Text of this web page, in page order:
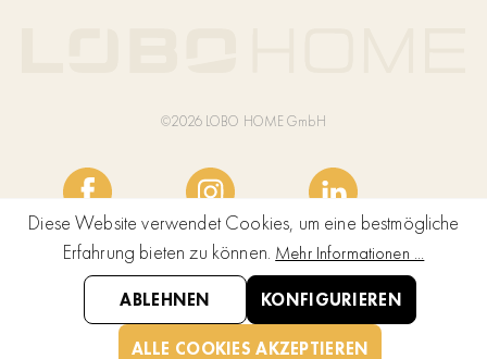
©2026 LOBO HOME GmbH
Diese Website verwendet Cookies, um eine bestmögliche
Erfahrung bieten zu können. Mehr Informationen ...
ABLEHNEN KONFIGURIEREN
ALLE COOKIES AKZEPTIEREN